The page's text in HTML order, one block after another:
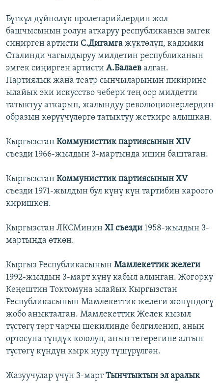
Бүткүл дүйнөлүк пролетарийлердин жол
башчысынын ролун аткаруу республиканын эмгек
сиңирген артисти С.Дигамга жүктөлүп, кадимки
Сталинди чагылдыруу милдетин республиканын
эмгек сиңирген артисти А.Балаев алган.
Партиялык жана театр сынчыларынын пикирине
ылайык эки искусство чебери тең оор милдетти
татыктуу аткарып, жалындуу революционерлердин
образын көрүүчүлөргө татыктуу жеткире алышкан.
Кыргызстан Коммунисттик партиясынын XIV
съезди 1966-жылдын 3-мартында ишин баштаган.
Кыргызстан Коммунисттик партиясынын XV
съезди 1971-жылдын бул күнү күн тартибин кароого
киришкен.
Кыргызстан ЛКСМинин XI съезди 1958-жылдын 3-
мартында өткөн.
Кыргыз Республикасынын Мамлекеттик желеги
1992-жылдын 3-март күнү кабыл алынган. Жогорку
Кеңештин Токтомуна ылайык Кыргызстан
Республикасынын Мамлекеттик желеги жөнүндөгү
жобо аныкталган. Мамлекеттик Желек кызыл
түстөгү төрт чарчы шекилинде белгиленип, анын
ортосуна түндүк коюлуп, анын тегерегине алтын
түстөгү күндүн кырк нуру түшүрүлгөн.
Жазуучулар үчүн 3-мартТынчтыктын эл аралык